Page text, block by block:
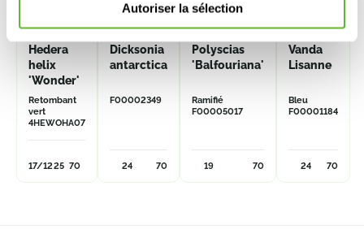
Autoriser la sélection
Hedera
helix
'Wonder'
Retombant
vert
4HEWOHA07
17/1225 70
Dicksonia
antarctica
F00002349
24 70
Polyscias
'Balfouriana'
Ramifié
F00005017
19 70
Vanda
Lisanne
Bleu
F00001184
24 70